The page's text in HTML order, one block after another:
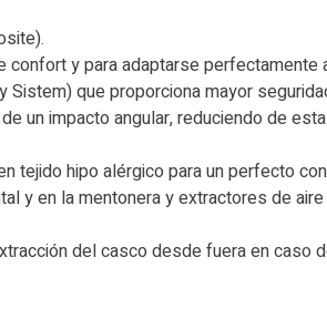
y para adaptarse
que proporciona mayor
un impacto angular, reduciendo de
tejido hipo alérgico para un perfecto
y en la mentonera y extractores de
del casco desde fuera en